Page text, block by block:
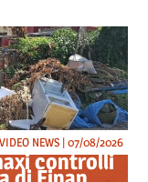
controlli
VIDEO NEWS | 07/08/2026